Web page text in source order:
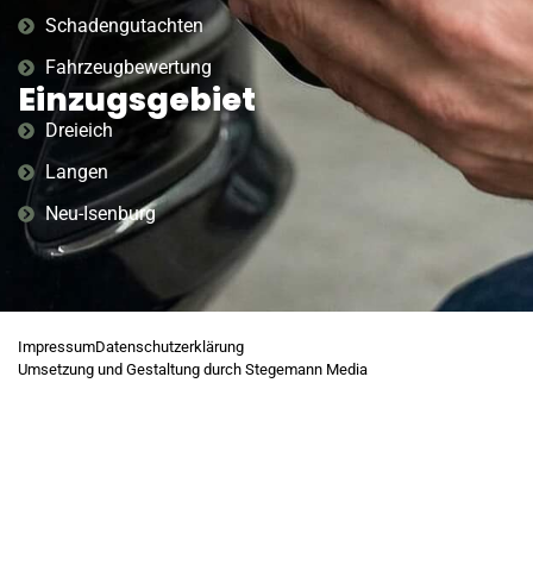
Schadengutachten
Fahrzeugbewertung
Einzugsgebiet
Dreieich
Langen
Neu-Isenburg
ImpressumDatenschutzerklärung
Umsetzung und Gestaltung durch Stegemann Media